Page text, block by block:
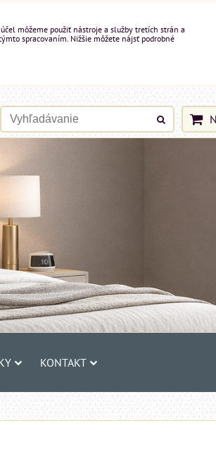
KONTAKT
môžeme použiť nástroje a služby tretích strán a
spracovaním. Nižšie môžete nájsť podrobné